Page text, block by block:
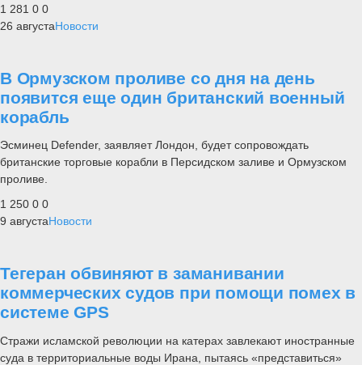
1 281 0 0
26 августаНовости
В Ормузском проливе со дня на день
появится еще один британский военный
корабль
Эсминец Defender, заявляет Лондон, будет сопровождать
британские торговые корабли в Персидском заливе и Ормузском
проливе.
1 250 0 0
9 августаНовости
Тегеран обвиняют в заманивании
коммерческих судов при помощи помех в
системе GPS
Стражи исламской революции на катерах завлекают иностранные
суда в территориальные воды Ирана, пытаясь «представиться»